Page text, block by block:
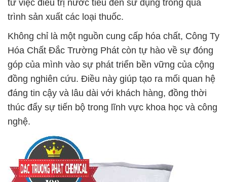
từ việc điều trị nước tiểu đến sử dụng trong quá
trình sản xuất các loại thuốc.
Không chỉ là một nguồn cung cấp hóa chất, Công Ty
Hóa Chất Đắc Trường Phát còn tự hào về sự đóng
góp của mình vào sự phát triển bền vững của cộng
đồng nghiên cứu. Điều này giúp tạo ra mối quan hệ
đáng tin cậy và lâu dài với khách hàng, đồng thời
thúc đẩy sự tiến bộ trong lĩnh vực khoa học và công
nghệ.